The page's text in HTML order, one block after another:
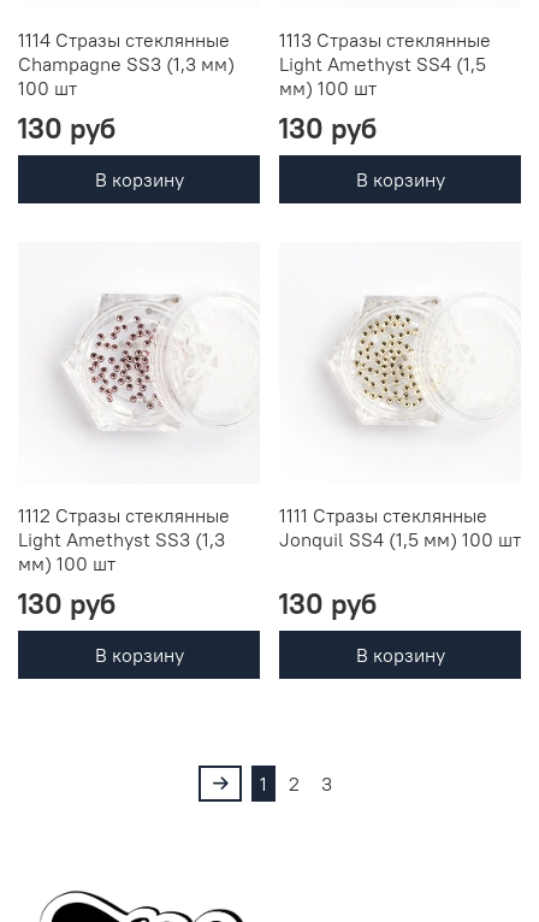
1114 Стразы стеклянные
Champagne SS3 (1,3 мм)
100 шт
130 руб
В корзину
1113 Стразы стеклянные
Light Amethyst SS4 (1,5
мм) 100 шт
130 руб
В корзину
1112 Стразы стеклянные
Light Amethyst SS3 (1,3
мм) 100 шт
130 руб
В корзину
1111 Стразы стеклянные
Jonquil SS4 (1,5 мм) 100 шт
130 руб
В корзину
1 2 3